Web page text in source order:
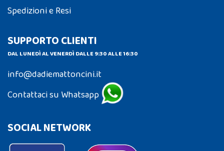
Spedizioni e Resi
SUPPORTO CLIENTI
DAL LUNEDÌ AL VENERDÌ DALLE 9:30 ALLE 16:30
info@dadiemattoncini.it
Contattaci su Whatsapp
SOCIAL NETWORK